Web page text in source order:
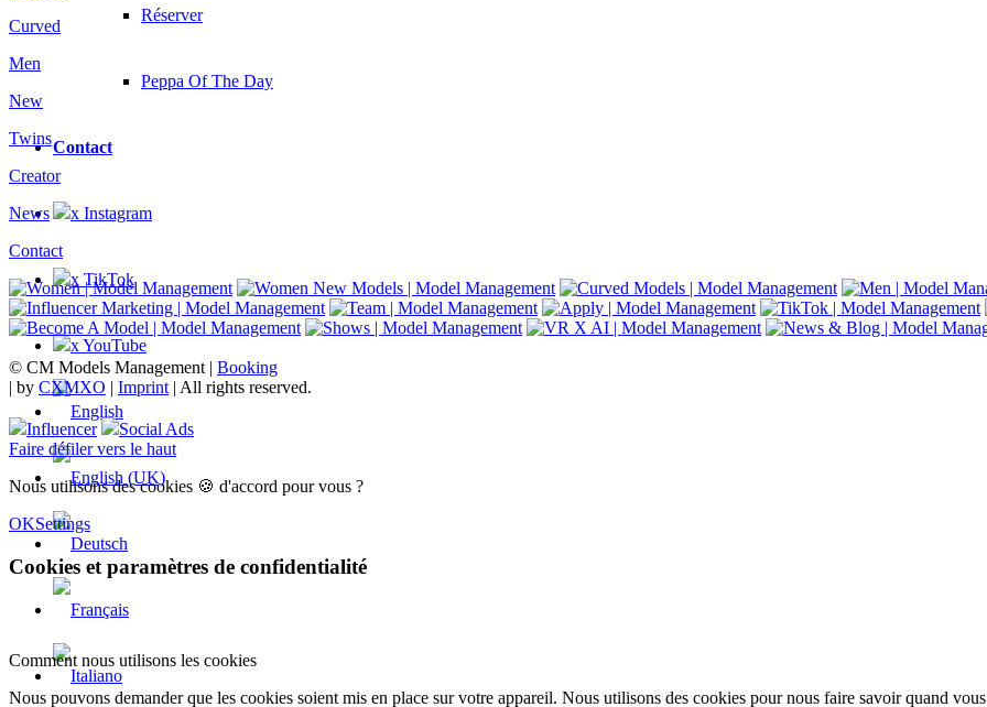
Réserver
Peppa Of The Day
Contact
x Instagram
x TikTok
x YouTube
Curved
Men
New
Twins
Creator
News
Contact
© CM Models Management | Booking
| by CXMXO | Imprint | All rights reserved.
Influencer
Social Ads
Faire défiler vers le haut
Nous utilisons des cookies 🍪 d'accord pour vous ?
OKSettings
Cookies et paramètres de confidentialité
Comment nous utilisons les cookies
Nous pouvons demander que les cookies soient mis en place sur votre appareil. Nous utilisons des cookies pour nous faire savoir quand